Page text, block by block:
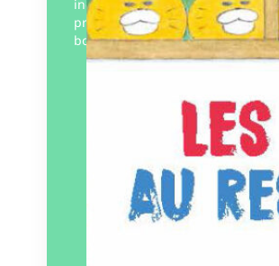
incroyable ingéniosité prêt à
prendre du bon temps ou profiter
bon repas au dépend de Maître
Le Cosmographe
19/01/2024